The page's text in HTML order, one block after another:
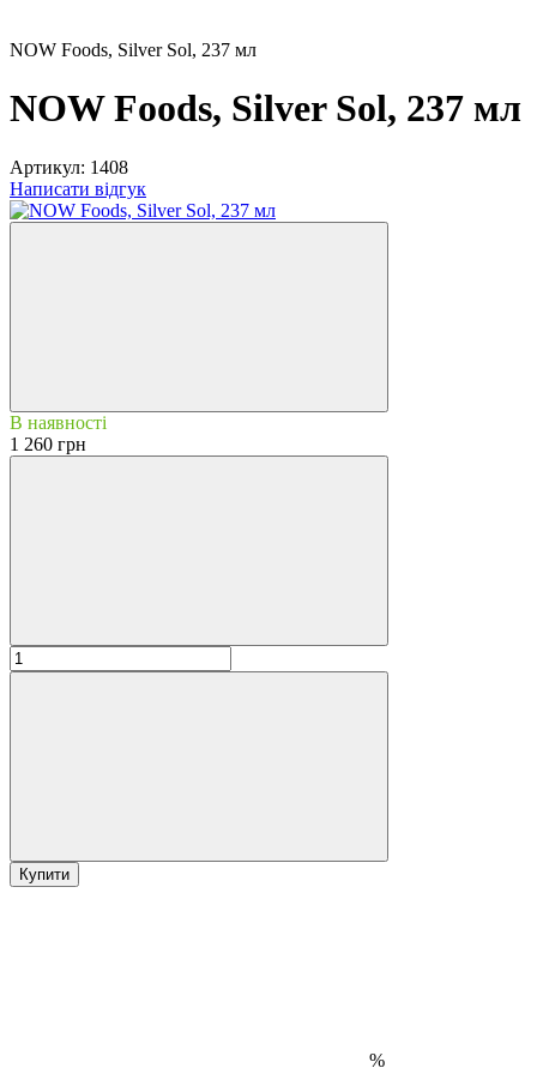
NOW Foods, Silver Sol, 237 мл
NOW Foods, Silver Sol, 237 мл
Артикул: 1408
Написати відгук
В наявності
1 260 грн
Купити
%